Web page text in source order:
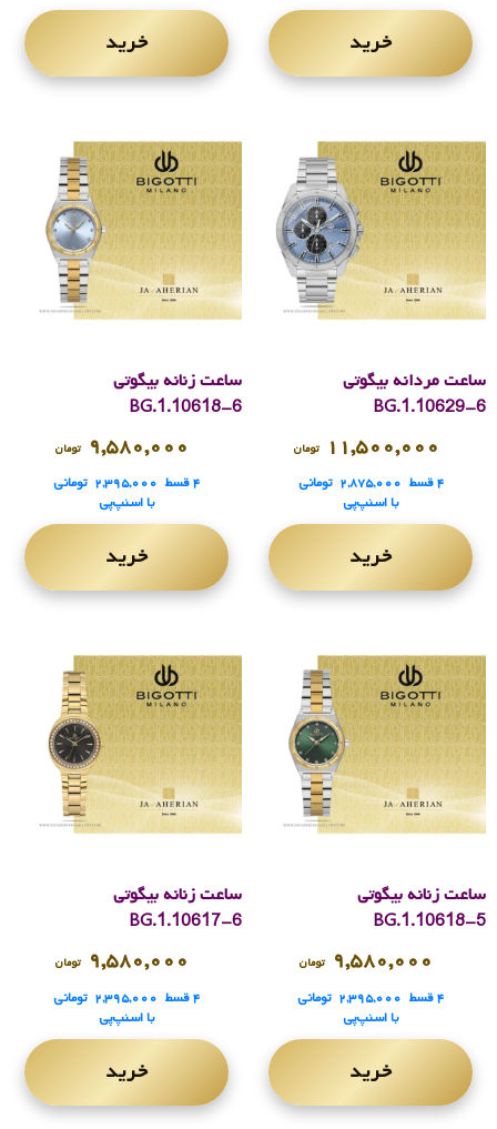
خرید خرید
ساعت مردانه بیگوتی
BG.1.10629-6
۱۱,۵۰۰,۰۰۰ تومان
۴ قسط ۲,۸۷۵,۰۰۰ تومانی
با اسنپ‌پی
خرید
ساعت زنانه بیگوتی
BG.1.10618-6
۹,۵۸۰,۰۰۰ تومان
۴ قسط ۲,۳۹۵,۰۰۰ تومانی
با اسنپ‌پی
خرید
ساعت زنانه بیگوتی
BG.1.10618-5
۹,۵۸۰,۰۰۰ تومان
۴ قسط ۲,۳۹۵,۰۰۰ تومانی
با اسنپ‌پی
خرید
ساعت زنانه بیگوتی
BG.1.10617-6
۹,۵۸۰,۰۰۰ تومان
۴ قسط ۲,۳۹۵,۰۰۰ تومانی
با اسنپ‌پی
خرید